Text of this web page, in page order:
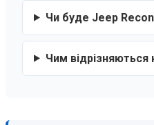
Чи буде Jeep Recon
Чим відрізняються